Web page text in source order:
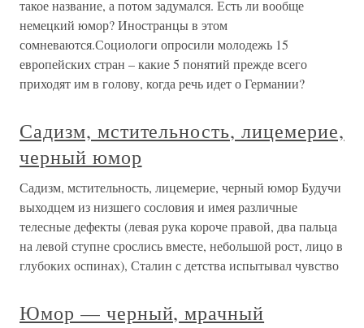
такое название, а потом задумался. Есть ли вообще
немецкий юмор? Иностранцы в этом
сомневаются.Социологи опросили молодежь 15
европейских стран – какие 5 понятий прежде всего
приходят им в голову, когда речь идет о Германии?
Садизм, мстительность, лицемерие,
черный юмор
Садизм, мстительность, лицемерие, черный юмор Будучи
выходцем из низшего сословия и имея различные
телесные дефекты (левая рука короче правой, два пальца
на левой ступне срослись вместе, небольшой рост, лицо в
глубоких оспинах), Сталин с детства испытывал чувство
Юмор — черный, мрачный